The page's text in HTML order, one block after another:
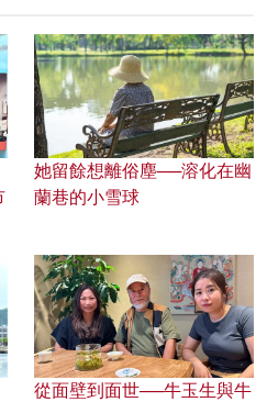
她留餘想離俗塵──溶化在幽
蘭巷的小雪球
從面壁到面世──牛玉生與牛